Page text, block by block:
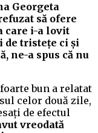
Georgeta
să ofere
care i-a lovit
de tristețe ci și
ne-a spus că nu
bun a relatat
celor două zile,
de efectul
vreodată